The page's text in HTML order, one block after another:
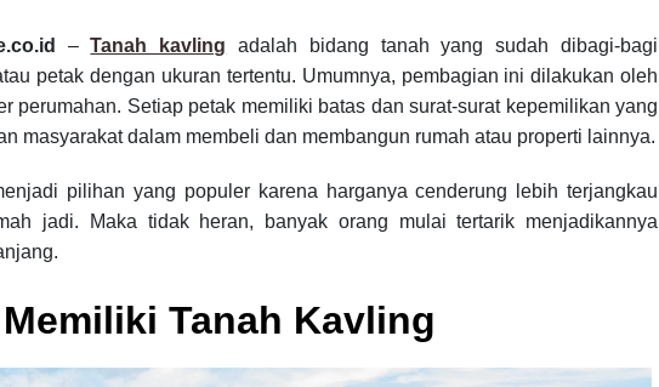
–Tanah kavling adalah bidang tanah yang sudah dibagi-bagi
petak dengan ukuran tertentu. Umumnya, pembagian ini dilakukan oleh
perumahan. Setiap petak memiliki batas dan surat-surat kepemilikan yang
masyarakat dalam membeli dan membangun rumah atau properti lainnya.
pilihan yang populer karena harganya cenderung lebih terjangkau
jadi. Maka tidak heran, banyak orang mulai tertarik menjadikannya
Tanah Kavling